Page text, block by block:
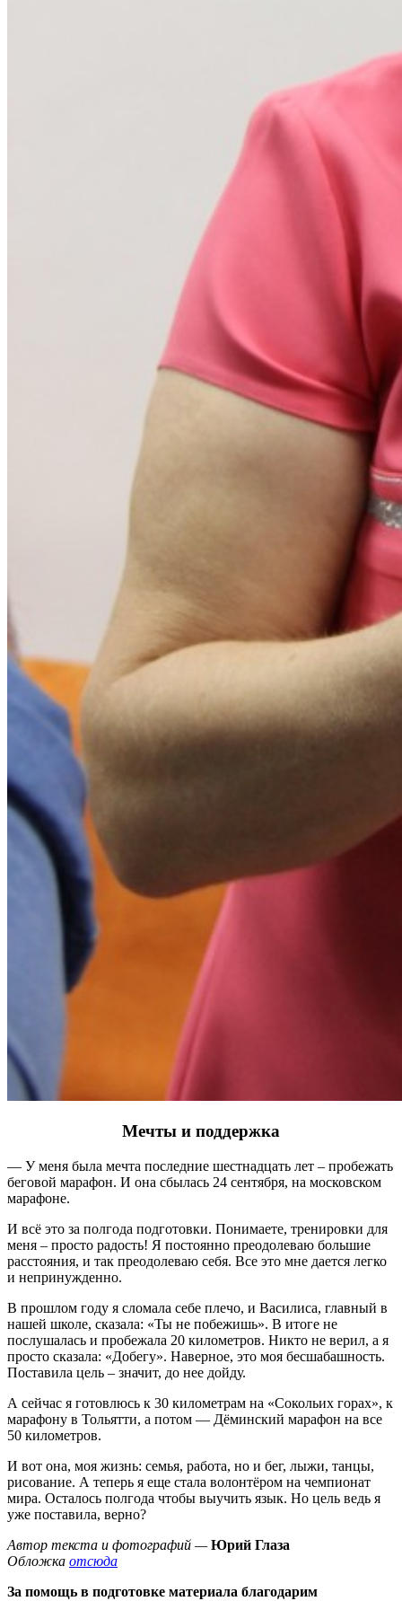
Мечты и поддержка
— У меня была мечта последние шестнадцать лет – пробежать
беговой марафон. И она сбылась 24 сентября, на московском
марафоне.
И всё это за полгода подготовки. Понимаете, тренировки для
меня – просто радость! Я постоянно преодолеваю большие
расстояния, и так преодолеваю себя. Все это мне дается легко
и непринужденно.
В прошлом году я сломала себе плечо, и Василиса, главный в
нашей школе, сказала: «Ты не побежишь». В итоге не
послушалась и пробежала 20 километров. Никто не верил, а я
просто сказала: «Добегу». Наверное, это моя бесшабашность.
Поставила цель – значит, до нее дойду.
А сейчас я готовлюсь к 30 километрам на «Сокольих горах», к
марафону в Тольятти, а потом — Дёминский марафон на все
50 километров.
И вот она, моя жизнь: семья, работа, но и бег, лыжи, танцы,
рисование. А теперь я еще стала волонтёром на чемпионат
мира. Осталось полгода чтобы выучить язык. Но цель ведь я
уже поставила, верно?
Автор текста и фотографий —Юрий Глаза
Обложка отсюда
За помощь в подготовке материала благодарим